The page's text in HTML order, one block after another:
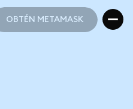
OBTÉN METAMASK